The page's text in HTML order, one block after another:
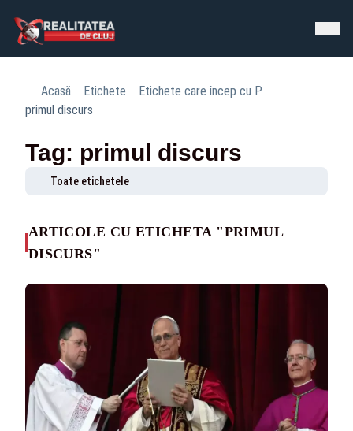
Acasă Etichete
Etichete care încep cu P
primul discurs
Tag: primul discurs
Toate etichetele
ARTICOLE CU ETICHETA "PRIMUL
DISCURS"